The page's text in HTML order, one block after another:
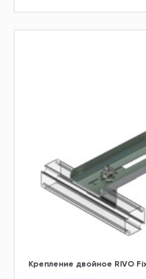
Крепление двойное RIVO